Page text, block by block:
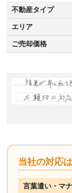
不動産タイプ
エリア
ご売却価格
当社の対応
言葉遣い・マ